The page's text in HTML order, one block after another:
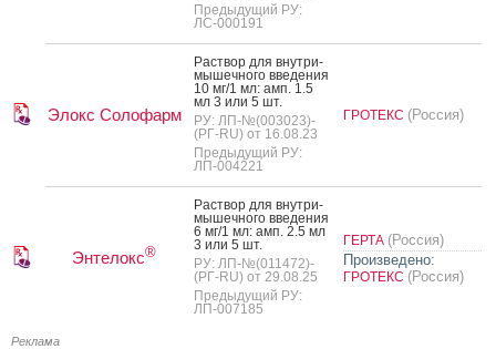
Предыдущий РУ:
ЛС-000191
Элокс Солофарм
Рас­твор для внут­ри­
мышеч­но­го вве­дения
10 мг/1 мл: амп. 1.5
мл 3 или 5 шт.
РУ: ЛП-№(003023)-
(РГ-RU) от 16.08.23
Предыдущий РУ:
ЛП-004221
ГРОТЕКС (Россия)
Энтелокс®
Рас­твор для внут­ри­
мышеч­но­го вве­дения
6 мг/1 мл: амп. 2.5 мл
3 или 5 шт.
РУ: ЛП-№(011472)-
(РГ-RU) от 29.08.25
Предыдущий РУ:
ЛП-007185
ГЕРТА (Россия)
Произведено:
ГРОТЕКС (Россия)
Реклама